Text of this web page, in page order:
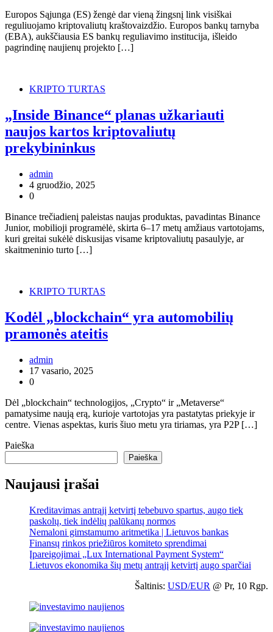
Europos Sąjunga (ES) žengė dar vieną žingsnį link visiškai
reguliuojamo kriptovaliutų kraštovaizdžio. Europos bankų tarnyba
(EBA), aukščiausia ES bankų reguliavimo institucija, išleido
pagrindinę naujienų projekto […]
KRIPTO TURTAS
„Inside Binance“ planas užkariauti
naujos kartos kriptovaliutų
prekybininkus
admin
4 gruodžio, 2025
0
Binance trečiadienį paleistas naujas produktas, pavadintas Binance
Junior, mobilioji programėlė, skirta 6–17 metų amžiaus vartotojams,
kuri greitai sukėlė diskusijas visame kriptovaliutų pasaulyje, ar
skaitmeninio turto […]
KRIPTO TURTAS
Kodėl „blockchain“ yra automobilių
pramonės ateitis
admin
17 vasario, 2025
0
Dėl „blockchain“ technologijos, „Crypto“ ir „Metaverse“
pamatysime naują erą, kurioje vartotojas yra pastatytas priekyje ir
centre. Vienas aspektas, kuris šiuo metu yra tiriamas, yra P2P […]
Paieška
Paieška
Naujausi įrašai
Kreditavimas antrąjį ketvirtį tebebuvo spartus, augo tiek
paskolų, tiek indėlių palūkanų normos
Nemaloni gimstamumo aritmetika | Lietuvos bankas
Finansų rinkos priežiūros komiteto sprendimai
Įpareigojimai „Lux International Payment System“
Lietuvos ekonomika šių metų antrąjį ketvirtį augo sparčiai
Šaltinis: USD/EUR @ Pr, 10 Rgp.